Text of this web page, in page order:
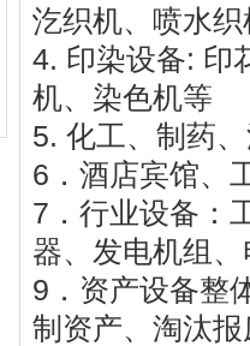
汔织机、喷水
4. 印染设备: 印
机、染色机等
5. 化工、制药
6．酒店宾馆、
7．行业设备：
器、发电机组
9．资产设备整
制资产、淘汰